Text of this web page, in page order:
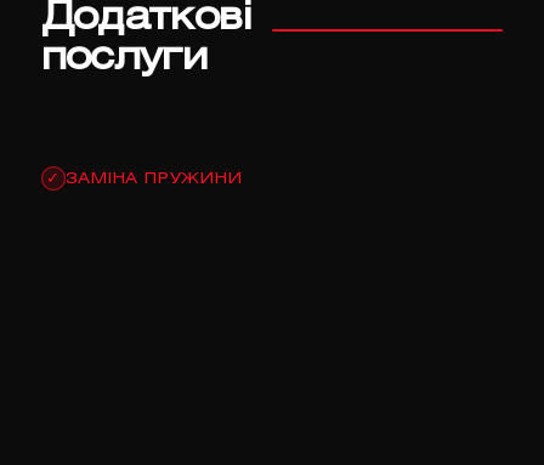
Додаткові
послуги
✓ ЗАМІНА ПРУЖИНИ